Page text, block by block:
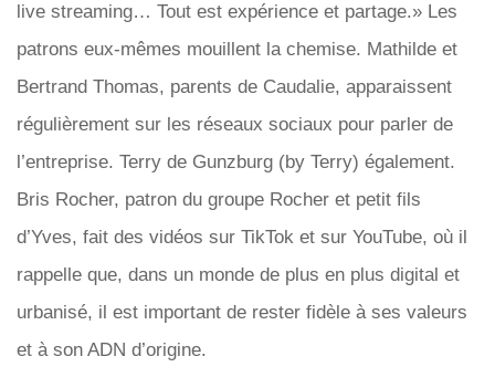
live streaming… Tout est expérience et partage.» Les
patrons eux-mêmes mouillent la chemise. Mathilde et
Bertrand Thomas, parents de Caudalie, apparaissent
régulièrement sur les réseaux sociaux pour parler de
l’entreprise. Terry de Gunzburg (by Terry) également.
Bris Rocher, patron du groupe Rocher et petit fils
d’Yves, fait des vidéos sur TikTok et sur YouTube, où il
rappelle que, dans un monde de plus en plus digital et
urbanisé, il est important de rester fidèle à ses valeurs
et à son ADN d’origine.